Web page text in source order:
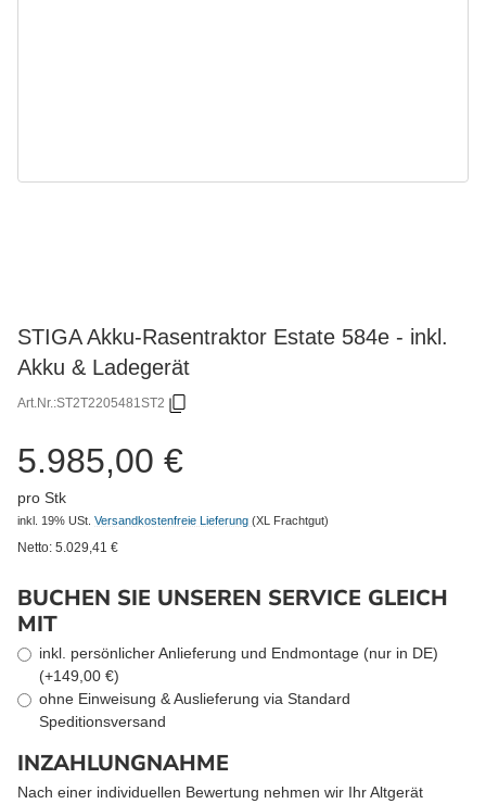
STIGA Akku-Rasentraktor Estate 584e - inkl.
Akku & Ladegerät
Art.Nr.:ST2T2205481ST2
5.985,00 €
pro Stk
inkl. 19% USt. Versandkostenfreie Lieferung (XL Frachtgut)
Netto: 5.029,41 €
BUCHEN SIE UNSEREN SERVICE GLEICH
MIT
inkl. persönlicher Anlieferung und Endmontage (nur in DE)
(+149,00 €)
ohne Einweisung & Auslieferung via Standard
Speditionsversand
INZAHLUNGNAHME
Nach einer individuellen Bewertung nehmen wir Ihr Altgerät